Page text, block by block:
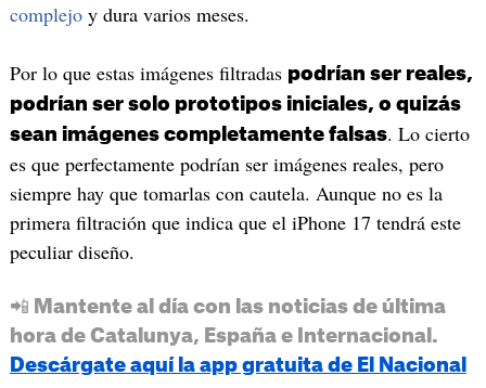
complejoy dura varios meses.
Por lo que estas imágenes filtradas podrían ser reales,
podrían ser solo prototipos iniciales, o quizás
sean imágenes completamente falsas. Lo cierto
es que perfectamente podrían ser imágenes reales, pero
siempre hay que tomarlas con cautela. Aunque no es la
primera filtración que indica que el iPhone 17 tendrá este
peculiar diseño.
📲 Mantente al día con las noticias de última
hora de Catalunya, España e Internacional.
Descárgate aquí la app gratuita de El Nacional